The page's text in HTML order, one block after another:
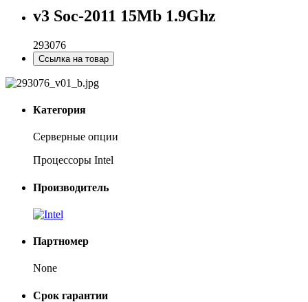
v3 Soc-2011 15Mb 1.9Ghz
293076
Ссылка на товар
Категория
Серверные опции
Процессоры Intel
Производитель
Партномер
None
Срок гарантии